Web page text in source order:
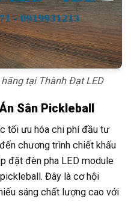
tại Thành Đạt LED
Sân Pickleball
tối ưu hóa chi phí đầu tư
chương trình chiết khấu
đặt đèn pha LED module
Đây là cơ hội
sáng chất lượng cao với